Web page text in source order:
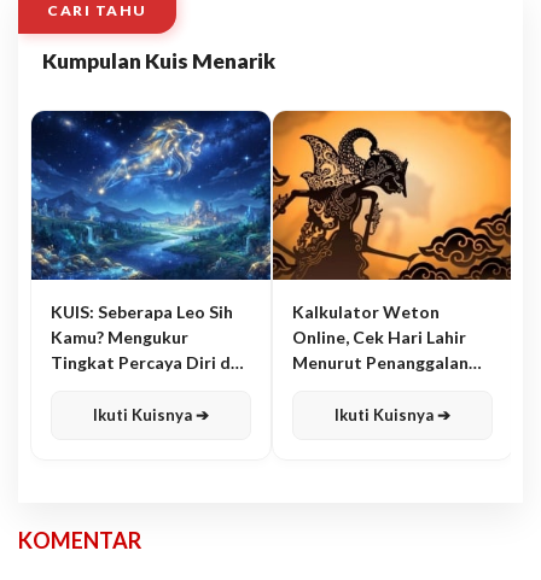
CARI TAHU
Kumpulan Kuis Menarik
KUIS: Seberapa Leo Sih
Kamu? Mengukur
Tingkat Percaya Diri dan
Ikuti Kuisnya ➔
Kalkulator Weton
Online, Cek Hari Lahir
Menurut Penanggalan
Ikuti Kuisnya ➔
KOMENTAR